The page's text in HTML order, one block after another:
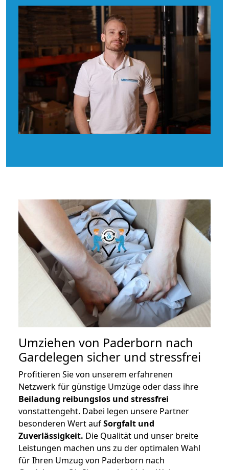
Umziehen von Paderborn nach
Gardelegen sicher und stressfrei
Profitieren Sie von unserem erfahrenen
Netzwerk für günstige Umzüge oder dass ihre
Beiladung reibungslos und stressfrei
vonstattengeht. Dabei legen unsere Partner
besonderen Wert aufSorgfalt und
Zuverlässigkeit. Die Qualität und unser breite
Leistungen machen uns zu der optimalen Wahl
für Ihren Umzug von Paderborn nach